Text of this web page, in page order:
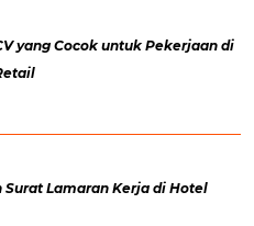
yang Cocok untuk Pekerjaan di
Surat Lamaran Kerja di Hotel